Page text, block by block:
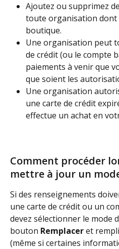
Ajoutez ou supprimez
toute organisation dont
boutique.
Une organisation peut
de crédit (ou le compte
paiements à venir que
que soient les
Une organisation
une carte de crédit
effectue un achat en
Comment procéder
mettre à jour un
Si des renseignements
une carte de crédit ou un
devez sélectionner le mode
bouton Remplacer et
(même si certaines